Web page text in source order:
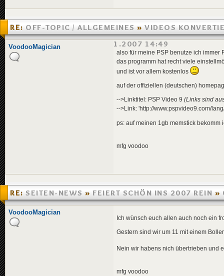
RE: OFF-TOPIC / ALLGEMEINES » VIDEOS
MOBILE GERAETE?
03.01.2007 14:49
VoodooMagician
also für meine PSP benutze ich immer
das programm hat recht viele
und ist vor allem kostenlos
auf der offiziellen (deutschen)
-->Linktitel: PSP Video 9 (Links sind
-->Link: 'http://www.pspvideo9.com/
ps: auf meinen 1gb memstick
mfg voodoo
RE: SEITEN-NEWS » FEIERT SCHÖN INS 2007 REIN »
16:51
VoodooMagician
Ich wünsch euch allen auch noch ein
Gestern sind wir um 11 mit einem
Nein wir habens nich übertrieben und
mfg voodoo